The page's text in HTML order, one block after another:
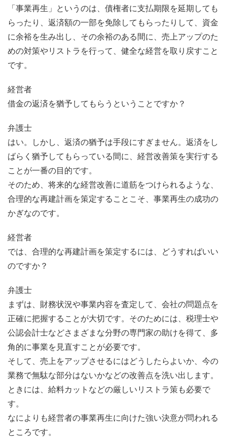
「事業再生」というのは、債権者に支払期限を延期しても
らったり、返済額の一部を免除してもらったりして、資金
に余裕を生み出し、その余裕のある間に、売上アップのた
めの対策やリストラを行って、健全な経営を取り戻すこと
です。
経営者
借金の返済を猶予してもらうということですか？
弁護士
はい。しかし、返済の猶予は手段にすぎません。返済をし
ばらく猶予してもらっている間に、経営改善策を実行する
ことが一番の目的です。
そのため、将来的な経営改善に道筋をつけられるような、
合理的な再建計画を策定することこそ、事業再生の成功の
かぎなのです。
経営者
では、合理的な再建計画を策定するには、どうすればいい
のですか？
弁護士
まずは、財務状況や事業内容を査定して、会社の問題点を
正確に把握することが大切です。そのためには、税理士や
公認会計士などさまざまな分野の専門家の助けを得て、多
角的に事業を見直すことが必要です。
そして、売上をアップさせるにはどうしたらよいか、今の
業務で無駄な部分はないかなどの改善点を洗い出します。
ときには、給料カットなどの厳しいリストラ策も必要で
す。
なによりも経営者の事業再生に向けた強い決意が問われる
ところです。